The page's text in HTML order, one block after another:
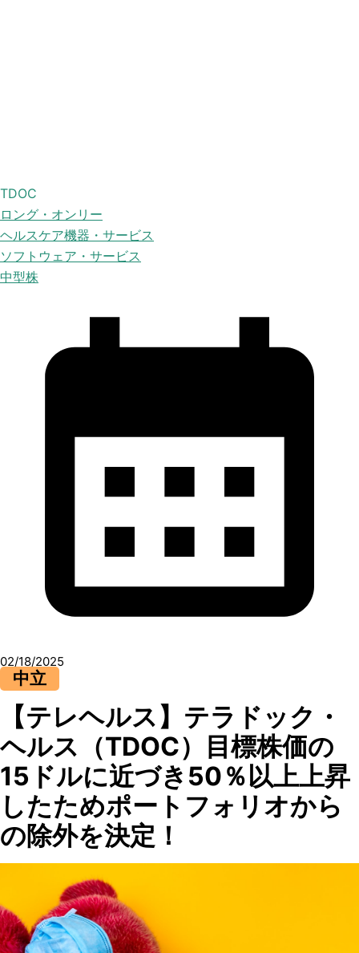
TDOC
ロング・オンリー
ヘルスケア機器・サービス
ソフトウェア・サービス
中型株
02/18/2025
中立
【テレヘルス】テラドック・
ヘルス（TDOC）目標株価の
15ドルに近づき50％以上上昇
したためポートフォリオから
の除外を決定！